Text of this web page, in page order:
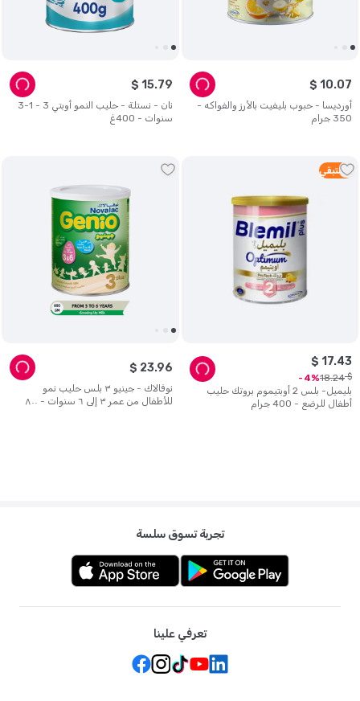
أورديسا - حبوب بليفيت بالأرز والفواكه -
350 جرام
$ 10.07
نان - نستلة - حليب النمو أوبتي 3 - 1-3
سنوات - 400غ
$ 15.79
4 متبقي
بليميل- بلس 2 أوبتيموم بروتك حليب
أطفال للرضع - 400 جرام
$ 17.43
$
18.24
4
نوفالاك - جينيو ٣ بلس حليب نمو
للأطفال من عمر ٣ إلى ٦ سنوات - ٨٠٠
$ 23.96
تجربة تسوق سلسة
تعرفي علينا